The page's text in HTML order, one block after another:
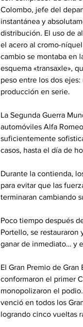
Colombo, jefe del
instantánea y
distribución. El uso de
el acero al cromo-
cambio se montaba en
esquema «transaxle»,
peso entre los dos
producción en serie.
La Segunda Guerra
automóviles Alfa
suficientemente
casos, hasta el día de
Durante la contienda,
para evitar que las
terminaran cambiando
Poco tiempo después
Portello, se restauraron
ganar de inmediato… y
El Gran Premio de
conformaron el primer
monopolizaron el
venció en todos los
logrando cinco vueltas